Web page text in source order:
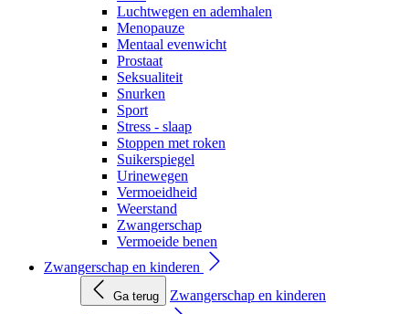
Luchtwegen en ademhalen
Menopauze
Mentaal evenwicht
Prostaat
Seksualiteit
Snurken
Sport
Stress - slaap
Stoppen met roken
Suikerspiegel
Urinewegen
Vermoeidheid
Weerstand
Zwangerschap
Vermoeide benen
Zwangerschap en kinderen
Ga terug
Zwangerschap en kinderen